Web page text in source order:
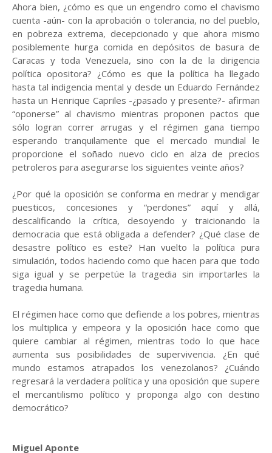
Ahora bien, ¿cómo es que un engendro como el chavismo
cuenta -aún- con la aprobación o tolerancia, no del pueblo,
en pobreza extrema, decepcionado y que ahora mismo
posiblemente hurga comida en depósitos de basura de
Caracas y toda Venezuela, sino con la de la dirigencia
política opositora? ¿Cómo es que la política ha llegado
hasta tal indigencia mental y desde un Eduardo Fernández
hasta un Henrique Capriles -¿pasado y presente?- afirman
“oponerse” al chavismo mientras proponen pactos que
sólo logran correr arrugas y el régimen gana tiempo
esperando tranquilamente que el mercado mundial le
proporcione el soñado nuevo ciclo en alza de precios
petroleros para asegurarse los siguientes veinte años?
¿Por qué la oposición se conforma en medrar y mendigar
puesticos, concesiones y “perdones” aquí y allá,
descalificando la crítica, desoyendo y traicionando la
democracia que está obligada a defender? ¿Qué clase de
desastre político es este? Han vuelto la política pura
simulación, todos haciendo como que hacen para que todo
siga igual y se perpetúe la tragedia sin importarles la
tragedia humana.
El régimen hace como que defiende a los pobres, mientras
los multiplica y empeora y la oposición hace como que
quiere cambiar al régimen, mientras todo lo que hace
aumenta sus posibilidades de supervivencia. ¿En qué
mundo estamos atrapados los venezolanos? ¿Cuándo
regresará la verdadera política y una oposición que supere
el mercantilismo político y proponga algo con destino
democrático?
Miguel Aponte